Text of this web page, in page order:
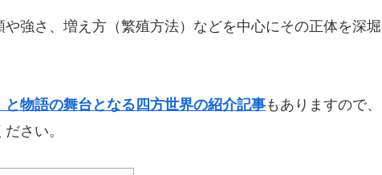
強さ、増え方（繁殖方法）などを中心にその正体を深堀
物語の舞台となる四方世界の紹介記事もありますので、
さい。